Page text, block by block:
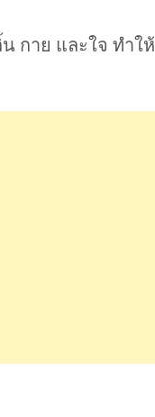
กาย และใจ ทำ